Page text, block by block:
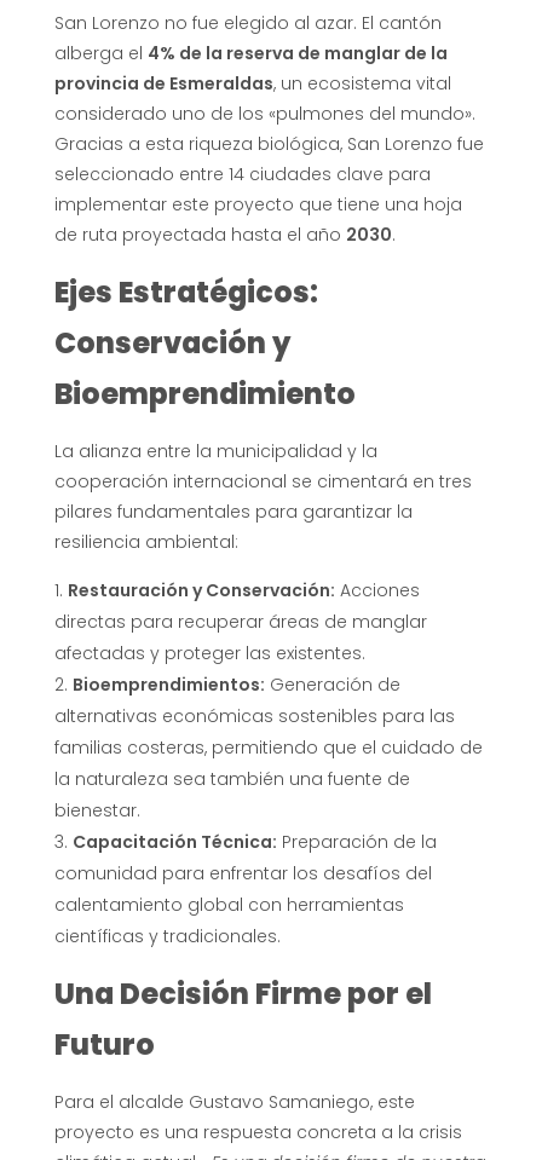
San Lorenzo no fue elegido al azar. El cantón
alberga el 4% de la reserva de manglar de la
provincia de Esmeraldas, un ecosistema vital
considerado uno de los «pulmones del mundo».
Gracias a esta riqueza biológica, San Lorenzo fue
seleccionado entre 14 ciudades clave para
implementar este proyecto que tiene una hoja
de ruta proyectada hasta el año 2030.
Ejes Estratégicos:
Conservación y
Bioemprendimiento
La alianza entre la municipalidad y la
cooperación internacional se cimentará en tres
pilares fundamentales para garantizar la
resiliencia ambiental:
Restauración y Conservación: Acciones
directas para recuperar áreas de manglar
afectadas y proteger las existentes.
Bioemprendimientos: Generación de
alternativas económicas sostenibles para las
familias costeras, permitiendo que el cuidado de
la naturaleza sea también una fuente de
bienestar.
Capacitación Técnica: Preparación de la
comunidad para enfrentar los desafíos del
calentamiento global con herramientas
científicas y tradicionales.
Una Decisión Firme por el
Futuro
Para el alcalde Gustavo Samaniego, este
proyecto es una respuesta concreta a la crisis